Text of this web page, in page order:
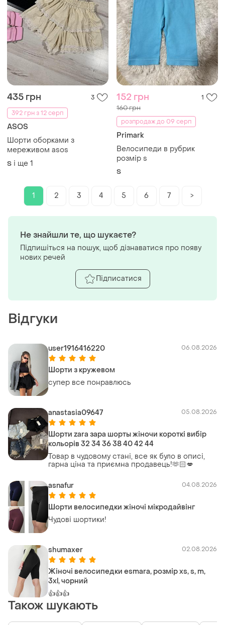
435 грн
3
392 грн з 12 серп
ASOS
Шорти оборками з
мереживом asos
S і ще 1
152 грн 1
160 грн
розпродаж до 09 серп
Primark
Велосипеди в рубрик
розмір s
S
1 2 3 4 5 6 7 >
Відгуки
user1916416220 06.08.2026
Шорти з кружевом
супер все понравлюсь
anastasia09647 05.08.2026
Шорти zara зара шорты жіночи короткі вибір
кольорів 32 34 36 38 40 42 44
Товар в чудовому стані, все як було в описі,
гарна ціна та приємна продавець!🫶🏻💋
asnafur 04.08.2026
Шорти велосипедки жіночі мікродайвінг
Чудові шортики!
shumaxer 02.08.2026
Жіночі велосипедки esmara, розмір xs, s, m,
3xl, чорний
👍👍👍
Також шукають
Не знайшли те, що шукаєте?
Підпишіться на пошук, щоб дізнаватися про появу
нових речей
Підписатися